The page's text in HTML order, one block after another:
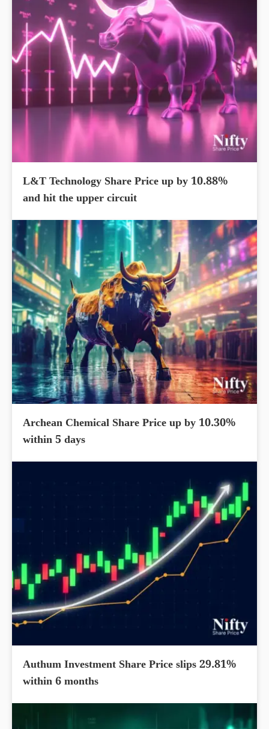
L&T Technology Share Price up by 10.88%
and hit the upper circuit
Archean Chemical Share Price up by 10.30%
within 5 days
Authum Investment Share Price slips 29.81%
within 6 months